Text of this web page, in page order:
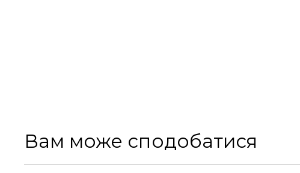
Вам може сподобатися